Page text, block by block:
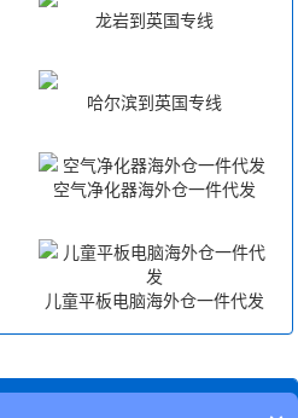
龙岩到英国专线
哈尔滨到英国专线
空气净化器海外仓一件代发
儿童平板电脑海外仓一件代发